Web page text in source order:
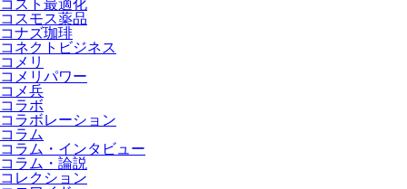
コスト最適化
コスモス薬品
コナズ珈琲
コネクトビジネス
コメリ
コメリパワー
コメ兵
コラボ
コラボレーション
コラム
コラム・インタビュー
コラム・論説
コレクション